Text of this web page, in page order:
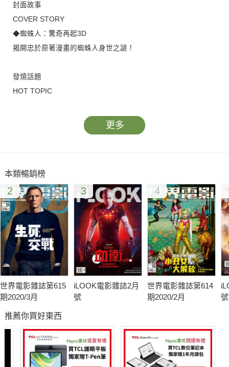
封面故事
COVER STORY
◆蜘蛛人：驚奇再起3D
揭開忠於原著漫畫的蜘蛛人身世之謎！
發燒話題
HOT TOPIC
融和酷炫街舞與狂野拉丁舞，全新舞步挑戰世界街舞大賽！
◆2012好萊塢焦點動作男星
隨著2012年已來到中點站，本年度的好萊塢的焦點動作男星也一
一浮現，想知道哪些男演員再度搶盡鎂光燈焦點、又有哪些新面
孔的動作男星誕生？
電影特寫
MOVIE FEATURE
◆大獨裁者落難記
薩夏拜倫柯恩再度跟【芭樂特：哈薩克青年必修(理)美國文化】
◆馬達加斯加3：歐洲大圍捕3D
這群動物園夥伴再度踏上遙遙無期的爆笑返家之路…
◆勇敢傳說
勇敢公主踏上一場改變命運的冒險旅程。
更多
本類暢銷榜
2
世界電影雜誌第615
期2020/3月
3
iLOOK電影雜誌2月
號
4
世界電影雜誌第614
期2020/2月
號
推薦你買好東西